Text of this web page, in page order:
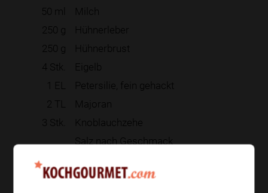
50 ml
Milch
250 g
Hühnerleber
250 g
Hühnerbrust
4 Stk.
Eigelb
1 EL
Petersilie, fein gehackt
2 TL
Majoran
3 Stk.
Knoblauchzehe
Salz nach Geschmack